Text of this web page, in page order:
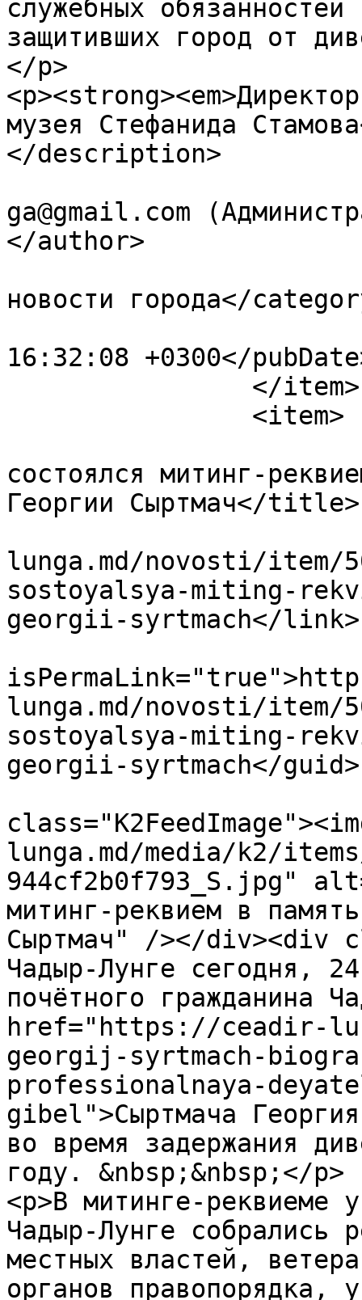
служебных
защитивших город от
</p>
музея Стефанида
</description>
ga@gmail.com
</author>
новости города</
16:32:08 +0300</
состоялся митинг-
Георгии Сыртмач</title>
lunga.md/novosti/item/
sostoyalsya-miting-
georgii-syrtmach</link>
lunga.md/novosti/item/
sostoyalsya-miting-
georgii-syrtmach</guid>
lunga.md/media/k2/
944cf2b0f793_S.jpg"
митинг-реквием в
Сыртмач" /></div><div
Чадыр-Лунге сегодня,
почётного гражданина
href="https://ceadir-
georgij-syrtmach-
professionalnaya-
gibel">Сыртмача
во время задержания
году. &nbsp;&nbsp;</p>
<p>В митинге-реквиеме
Чадыр-Лунге собрались
местных властей,
органов правопорядка,